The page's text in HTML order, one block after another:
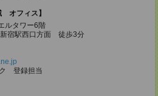
オフィス】
ルタワー6階
宿駅西口方面 徒歩3分
ク 登録担当